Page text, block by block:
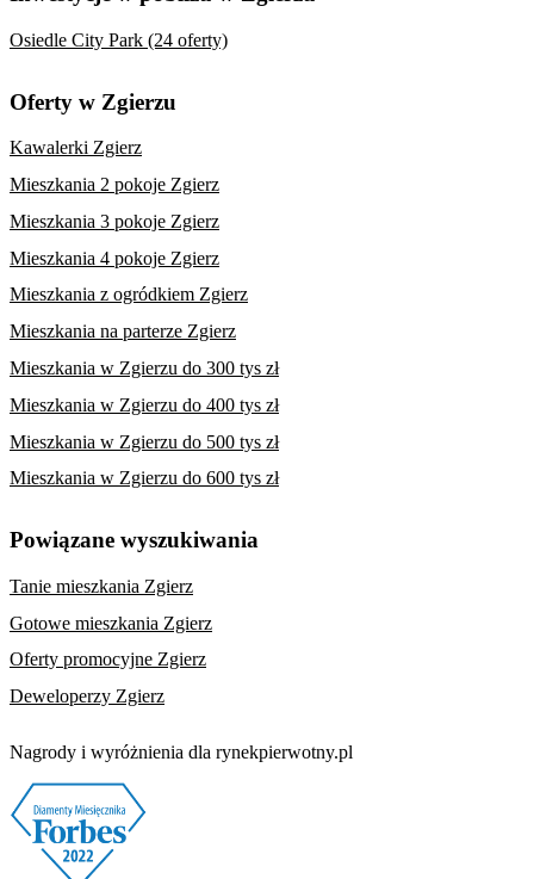
Osiedle City Park (24 oferty)
Oferty w Zgierzu
Kawalerki Zgierz
Mieszkania 2 pokoje Zgierz
Mieszkania 3 pokoje Zgierz
Mieszkania 4 pokoje Zgierz
Mieszkania z ogródkiem Zgierz
Mieszkania na parterze Zgierz
Mieszkania w Zgierzu do 300 tys zł
Mieszkania w Zgierzu do 400 tys zł
Mieszkania w Zgierzu do 500 tys zł
Mieszkania w Zgierzu do 600 tys zł
Powiązane wyszukiwania
Tanie mieszkania Zgierz
Gotowe mieszkania Zgierz
Oferty promocyjne Zgierz
Deweloperzy Zgierz
Nagrody i wyróżnienia dla rynekpierwotny.pl